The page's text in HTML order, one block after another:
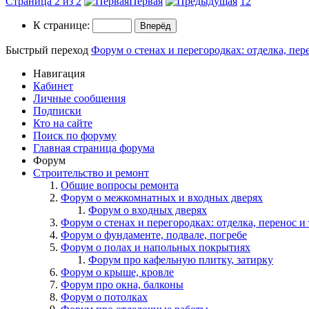
К странице:
Быстрый переход Форум о стенах и перегородках: отделка,
Навигация
Кабинет
Личные сообщения
Подписки
Кто на сайте
Поиск по форуму
Главная страница форума
Форум
Строительство и ремонт
Общие вопросы ремонта
Форум о межкомнатных и входных дверях
Форум о входных дверях
Форум о стенах и перегородках: отделка, перенос и
Форум о фундаменте, подвале, погребе
Форум о полах и напольных покрытиях
Форум про кафельную плитку, затирку
Форум о крыше, кровле
Форум про окна, балконы
Форум о потолках